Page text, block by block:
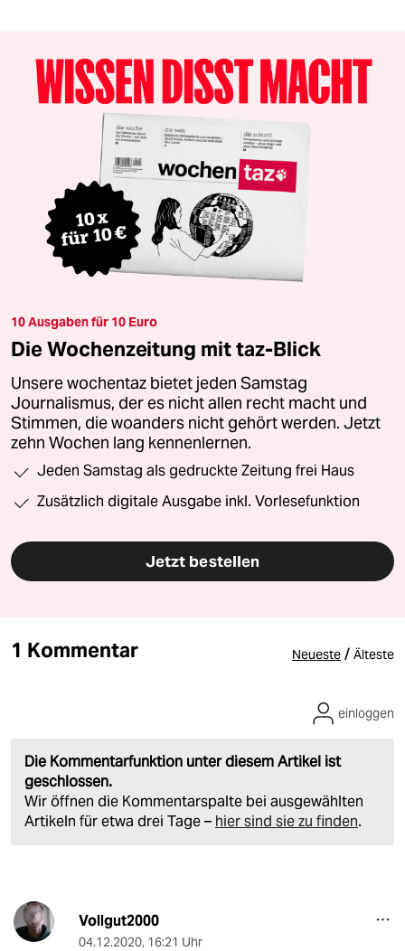
10 Ausgaben für 10 Euro
Die Wochenzeitung mit taz-Blick
Unsere wochentaz bietet jeden Samstag
Journalismus, der es nicht allen recht macht und
Stimmen, die woanders nicht gehört werden. Jetzt
zehn Wochen lang kennenlernen.
Jeden Samstag als gedruckte Zeitung frei Haus
Zusätzlich digitale Ausgabe inkl. Vorlesefunktion
Jetzt bestellen
1 Kommentar Neueste / Älteste
Die Kommentarfunktion unter diesem Artikel ist
geschlossen.
Wir öffnen die Kommentarspalte bei ausgewählten
Artikeln für etwa drei Tage – hier sind sie zu finden.
einloggen
Vollgut2000
04.12.2020, 16:21 Uhr